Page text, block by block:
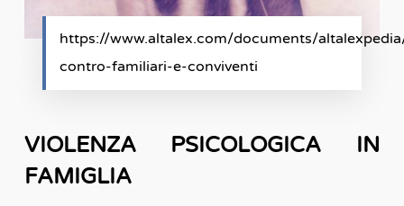
https://www.altalex.com/documents/
contro-familiari-e-conviventi
VIOLENZA PSICOLOGICA IN
FAMIGLIA